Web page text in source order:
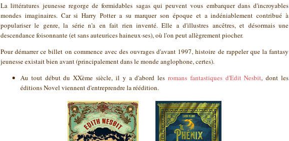
La littératures jeunesse regorge de formidables sagas qui peuvent vous embarquer dans d'incroyables
mondes imaginaires. Car si Harry Potter a su marquer son époque et a indéniablement contribué à
populariser le genre, la série n'a en fait rien inventé. Elle a d'illustres ancêtres, et désormais une
descendance foisonnante (et sans auteurices haineux·ses), où l'on peut allègrement piocher.
Pour démarrer ce billet on commence avec des ouvrages d'avant 1997, histoire de rappeler que la fantasy
jeunesse existait bien avant (principalement dans le monde anglophone, certes).
Au tout début du XXème siècle, il y a d'abord les romans fantastiques d'Edit Nesbit, dont les
éditions Novel viennent d'entreprendre la réédition.